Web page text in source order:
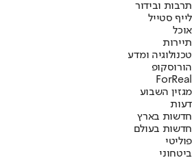
תרבות ובידור
לייף סטייל
אוכל
תיירות
טכנולוגיה ומדע
הורוסקופ
ForReal
מגזין השבוע
דעות
חדשות בארץ
חדשות בעולם
פוליטי
ביטחוני